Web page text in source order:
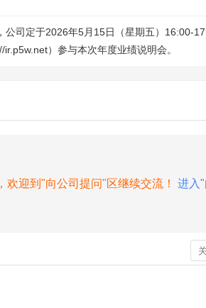
公司定于2026年5月 15日（星期五） 16:00-17
ir.p5w.net）参与本次年度业绩说明会。
欢迎到"向公司提问"区继续交流！ 进入